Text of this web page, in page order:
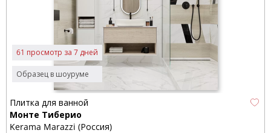
Образец в шоуруме
61 просмотр за 7 дней
Плитка для ванной
Монте Тиберио
Kerama Marazzi (Россия)